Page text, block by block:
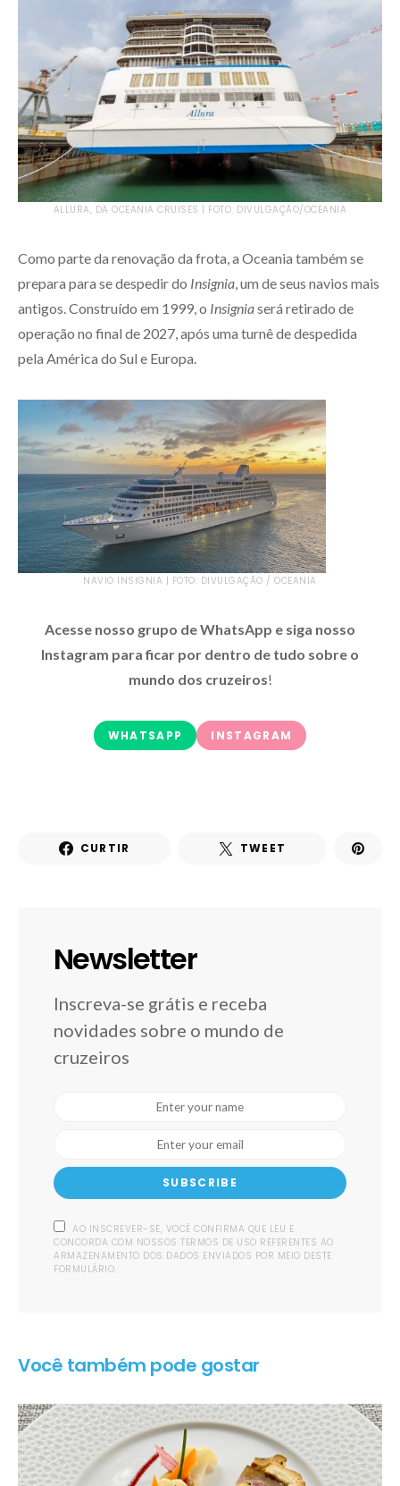
ALLURA, DA OCEANIA CRUISES | FOTO: DIVULGAÇÃO/OCEANIA
Como parte da renovação da frota, a Oceania também se
prepara para se despedir do Insignia , um de seus navios mais
antigos. Construído em 1999, o Insigniaserá retirado de
operação no final de 2027, após uma turnê de despedida
pela América do Sul e Europa.
NAVIO INSIGNIA | FOTO: DIVULGAÇÃO / OCEANIA
Acesse nosso grupo de WhatsApp e siga nosso
Instagram para ficar por dentro de tudo sobre o
mundo dos cruzeiros!
WHATSAPP INSTAGRAM
CURTIR TWEET
Newsletter
Inscreva-se grátis e receba
novidades sobre o mundo de
cruzeiros
SUBSCRIBE
AO INSCREVER-SE, VOCÊ CONFIRMA QUE LEU E
CONCORDA COM NOSSOS TERMOS DE USO REFERENTES AO
ARMAZENAMENTO DOS DADOS ENVIADOS POR MEIO DESTE
FORMULÁRIO.
Você também pode gostar